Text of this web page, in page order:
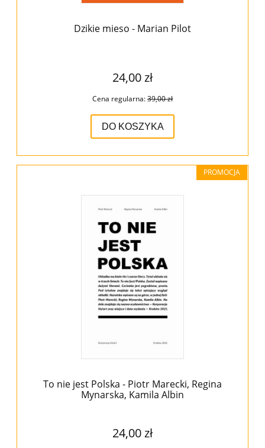
Dzikie mieso - Marian Pilot
24,00 zł
Cena regularna:39,00 zł
DO KOSZYKA
To nie jest Polska - Piotr Marecki, Regina
Mynarska, Kamila Albin
24,00 zł
PROMOCJA